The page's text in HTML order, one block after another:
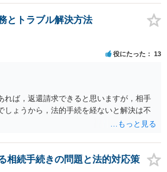
とトラブル解決方法
役にたった 13
れば，返還請求できると思いますが，相手
しょうから，法的手続を経ないと解決は不
相続手続きの問題と法的対応策